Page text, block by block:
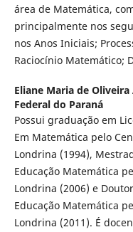
área de Matemática,
principalmente nos
nos Anos Iniciais;
Raciocínio Matemático;
Eliane Maria de Oliveira
Federal do Paraná
Possui graduação em
Em Matemática pelo
Londrina (1994),
Educação Matemática
Londrina (2006) e
Educação Matemática
Londrina (2011). É